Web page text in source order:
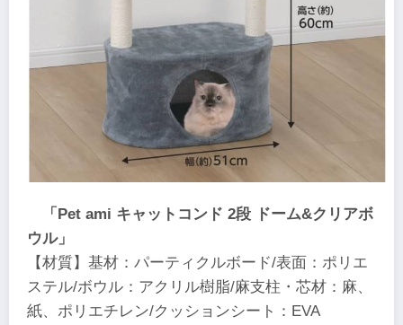
「Pet ami キャットコンド 2段 ドーム&クリアボ
ウル」
【材質】基材：パーティクルボード/表面：ポリエ
ステル/ボウル：アクリル樹脂/麻支柱・芯材：麻、
紙、ポリエチレン/クッションシート：EVA